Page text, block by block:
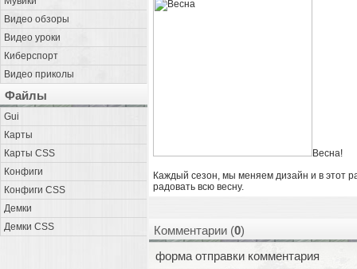
Видео обзоры
Видео уроки
Киберспорт
Видео приколы
Файлы
Gui
Карты
Карты CSS
Конфиги
Конфиги CSS
Демки
Демки CSS
Весна!
Каждый сезон, мы меняем дизайн и в этот
радовать всю весну.
Комментарии (0)
форма отправки комментария